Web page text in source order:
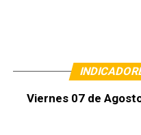
Viernes 07 de